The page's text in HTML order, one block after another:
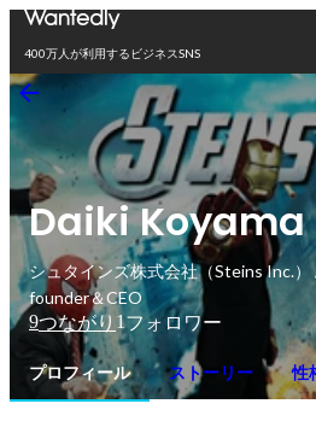
400万人が利用するビジネスSNS
Daiki Koyama
シュタインズ株式会社（Steins Inc.）
founder＆CEO
9つながり 1フォロワー
プロフィール ストーリー 性